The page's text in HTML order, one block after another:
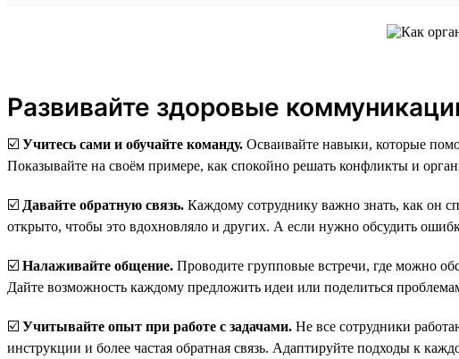
Развивайте здоровые
☑️ Учитесь сами и обучайте команду. Осваивайте навыки, которые
Показывайте на своём примере, как спокойно решать конфликты и
☑️ Давайте обратную связь. Каждому сотруднику важно знать, как он
открыто, чтобы это вдохновляло и других. А если нужно обсудить
☑️ Налаживайте общение. Проводите групповые встречи, где можно
Дайте возможность каждому предложить идеи или поделиться
☑️ Учитывайте опыт при работе с задачами. Не все сотрудники
инструкции и более частая обратная связь. Адаптируйте подходы к